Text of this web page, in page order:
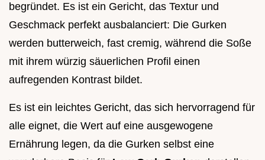
begründet. Es ist ein Gericht, das Textur und
Geschmack perfekt ausbalanciert: Die Gurken
werden butterweich, fast cremig, während die Soße
mit ihrem würzig säuerlichen Profil einen
aufregenden Kontrast bildet.
Es ist ein leichtes Gericht, das sich hervorragend für
alle eignet, die Wert auf eine ausgewogene
Ernährung legen, da die Gurken selbst eine